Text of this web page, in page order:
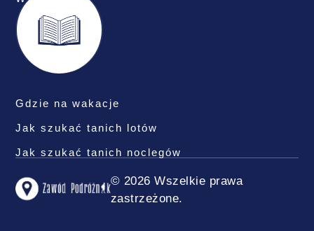
Gdzie na wakacje
Jak szukać tanich lotów
Jak szukać tanich noclegów
© 2026 Wszelkie prawa
zastrzeżone.